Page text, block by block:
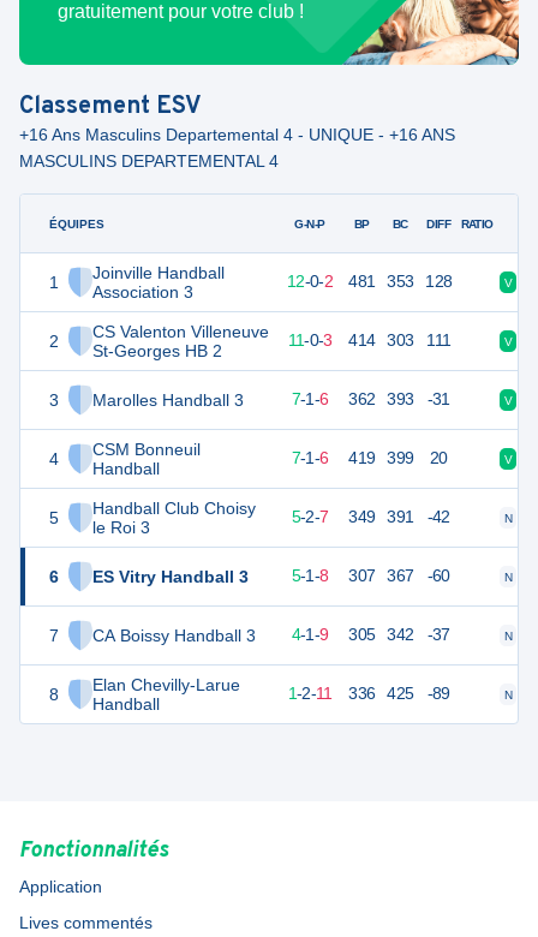
gratuitement pour votre club !
Classement ESV
+16 Ans Masculins Departemental 4 - UNIQUE - +16 ANS
MASCULINS DEPARTEMENTAL 4
ÉQUIPES
1
Joinville Handball
Association 3
2
CS Valenton Villeneuve
St-Georges HB 2
3 Marolles Handball 3
4
CSM Bonneuil
Handball
5
Handball Club Choisy
le Roi 3
6 ES Vitry Handball 3
7 CA Boissy Handball 3
8
Elan Chevilly-Larue
Handball
G-N-P BP BC DIFF RATIO
38 12-0-2 481 353 128 V
35 14 11-0-3 414 303 111 V
29 7-1-6 362 393 -31 V
7-1-6 419 399 20 V
25 14 5-2-7 349 391 -42 N
25 5-1-8 307 367 -60 N
22 14 4-1-9 305 342 -37 N
17 1-2-11 336 425 -89 N
Fonctionnalités
Application
Lives commentés